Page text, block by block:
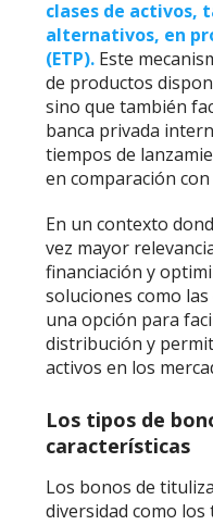
clases de activos,
alternativos, en
(ETP). Este
de productos
sino que también
banca privada
tiempos de
en comparación
En un contexto
vez mayor
financiación y
soluciones como
una opción para
distribución y
activos en los
Los tipos de
características
Los bonos de
diversidad como los